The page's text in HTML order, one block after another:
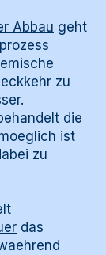
Abbau geht
zu
die
ist
zu
das